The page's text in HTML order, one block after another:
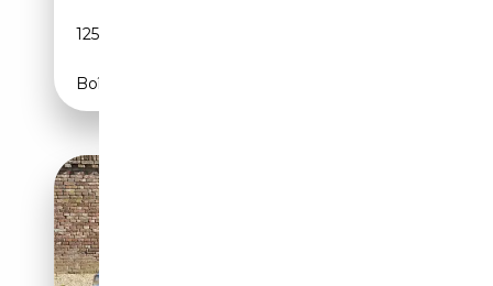
125 CH (92 kW)
Boîte manuelle